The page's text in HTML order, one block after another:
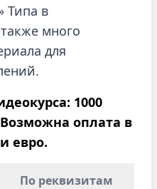
Типа в
много
для
1000
оплата в
евро.
По реквизитам